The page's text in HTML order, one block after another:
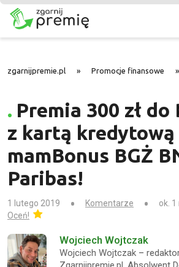
zgarnijpremie.pl » Promocje finansowe »
Premia 300 zł
z kartą kredytową
mamBonus BGŻ
Paribas!
1 lutego 2019 Komentarze
ok.
Oceń!
Wojciech Wojtczak
Wojciech Wojtczak –